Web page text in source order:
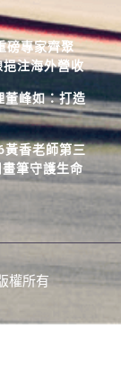
磅專家齊聚
挹注海外營收
峰如：打造
黃香老師第三
筆守護生命
權所有